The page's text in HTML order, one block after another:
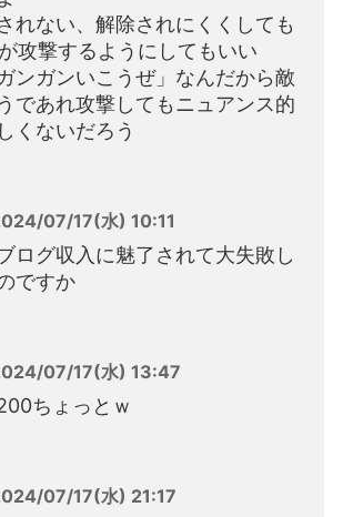
れない、解除されにくくしても
攻撃するようにしてもいい
ンガンいこうぜ」なんだから敵
であれ攻撃してもニュアンス的
くないだろう
07/17(水) 10:11
ログ収入に魅了されて大失敗し
ですか
07/17(水) 13:47
ちょっとｗ
07/17(水) 21:17